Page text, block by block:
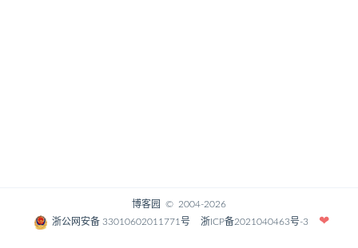
博客园
© 2004-2026
浙公网安备 33010602011771号
浙ICP备2021040463号-3